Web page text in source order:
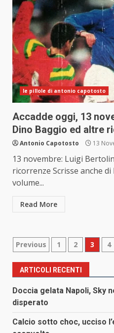
le pillole di antonio capotosto
Accadde oggi, 13
Dino Baggio ed altre
Antonio Capotosto 13
13 novembre: Luigi
ricorrenze Scrisse anche
volume...
Read More
Paginazione
degli
articoli
Previous 1 2 3 4
ARTICOLI RECENTI
Doccia gelata Napoli, Sky
disperato
Calcio sotto choc, ucciso